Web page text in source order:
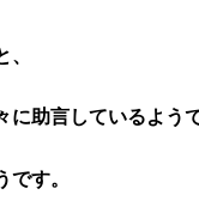
助言しているようで
す。